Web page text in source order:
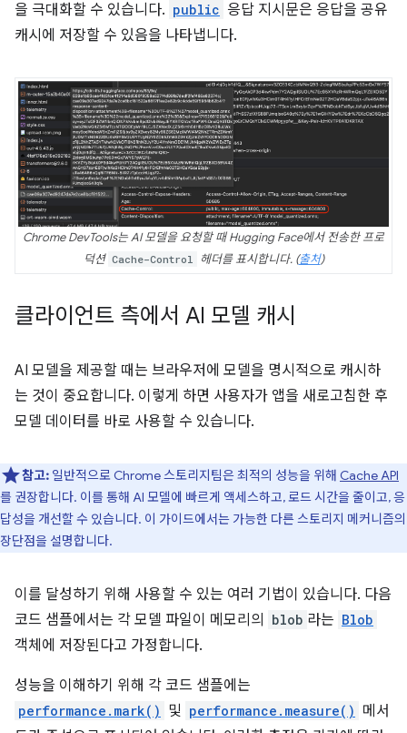
을 극대화할 수 있습니다. public 응답 지시문은 응답을 공유
캐시에 저장할 수 있음을 나타냅니다.
Chrome DevTools는 AI 모델을 요청할 때 Hugging Face에서 전송한 프로
덕션 Cache-Control 헤더를 표시합니다. (출처)
클라이언트 측에서 AI 모델 캐시
AI 모델을 제공할 때는 브라우저에 모델을 명시적으로 캐시하
는 것이 중요합니다. 이렇게 하면 사용자가 앱을 새로고침한 후
모델 데이터를 바로 사용할 수 있습니다.
참고: 일반적으로 Chrome 스토리지팀은 최적의 성능을 위해 Cache API
를 권장합니다. 이를 통해 AI 모델에 빠르게 액세스하고, 로드 시간을 줄이고, 응
답성을 개선할 수 있습니다. 이 가이드에서는 가능한 다른 스토리지 메커니즘의
장단점을 설명합니다.
이를 달성하기 위해 사용할 수 있는 여러 기법이 있습니다. 다음
코드 샘플에서는 각 모델 파일이 메모리의
blob 라는 Blob
객체에 저장된다고 가정합니다.
성능을 이해하기 위해 각 코드 샘플에는
performance.mark() 및 performance.measure() 메서